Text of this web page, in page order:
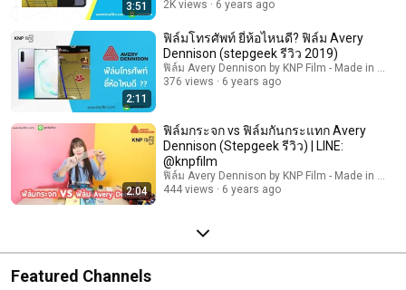
3:51
2K views
6 years ago
2:11
ฟิล์มโทรศัพท์ ยี่ห้อไหนดี? ฟิล์ม Avery
Dennison (stepgeek รีวิว 2019)
ฟิล์ม Avery Dennison by KNP Film - Made in USA
376 views
6 years ago
2:04
ฟิล์มกระจก vs ฟิล์มกันกระแทก Avery
Dennison (Stepgeek รีวิว) | LINE:
@knpfilm
ฟิล์ม Avery Dennison by KNP Film - Made in USA
444 views
6 years ago
Featured Channels